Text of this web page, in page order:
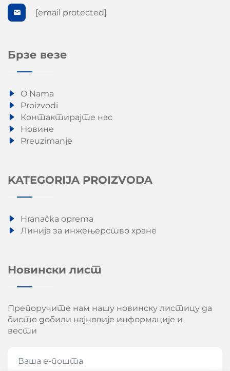
[email protected]
Брзе везе
O Nama
Proizvodi
Контактирајте нас
Новине
Preuzimanje
KATEGORIJA PROIZVODA
Hranačka oprema
Линија за инжењерство хране
Новински лист
Препоручите нам нашу новинску листицу да
бисте добили најновије информације и
вести